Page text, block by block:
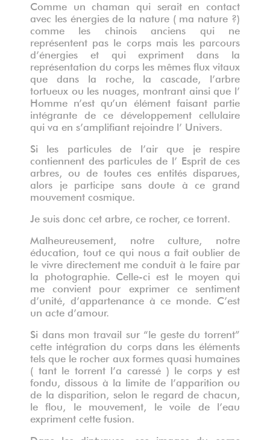
Comme un chaman qui serait en contact
avec les énergies de la nature ( ma nature ?)
comme les chinois anciens qui ne
représentent pas le corps mais les parcours
d’énergies et qui expriment dans la
représentation du corps les mêmes flux vitaux
que dans la roche, la cascade, l’arbre
tortueux ou les nuages, montrant ainsi que l’
Homme n’est qu’un élément faisant partie
intégrante de ce développement cellulaire
qui va en s’amplifiant rejoindre l’ Univers.
Si les particules de l’air que je respire
contiennent des particules de l’ Esprit de ces
arbres, ou de toutes ces entités disparues,
alors je participe sans doute à ce grand
mouvement cosmique.
Je suis donc cet arbre, ce rocher, ce torrent.
Malheureusement, notre culture, notre
éducation, tout ce qui nous a fait oublier de
le vivre directement me conduit à le faire par
la photographie. Celle-ci est le moyen qui
me convient pour exprimer ce sentiment
d’unité, d’appartenance à ce monde. C’est
un acte d’amour.
Si dans mon travail sur “le geste du torrent”
cette intégration du corps dans les éléments
tels que le rocher aux formes quasi humaines
( tant le torrent l’a caressé ) le corps y est
fondu, dissous à la limite de l’apparition ou
de la disparition, selon le regard de chacun,
le flou, le mouvement, le voile de l’eau
expriment cette fusion.